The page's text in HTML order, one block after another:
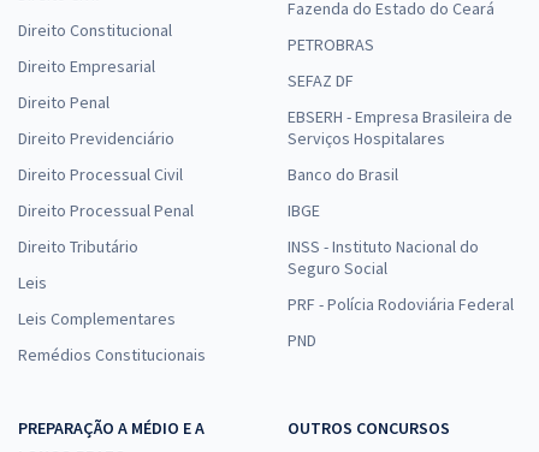
Direito Constitucional
Direito Empresarial
Direito Penal
Direito Previdenciário
Direito Processual Civil
Direito Processual Penal
Direito Tributário
Leis
Leis Complementares
Remédios Constitucionais
Fazenda do Estado do Ceará
PETROBRAS
SEFAZ DF
EBSERH - Empresa Brasileira de
Serviços Hospitalares
Banco do Brasil
IBGE
INSS - Instituto Nacional do
Seguro Social
PRF - Polícia Rodoviária Federal
PND
PREPARAÇÃO A MÉDIO E A
OUTROS CONCURSOS